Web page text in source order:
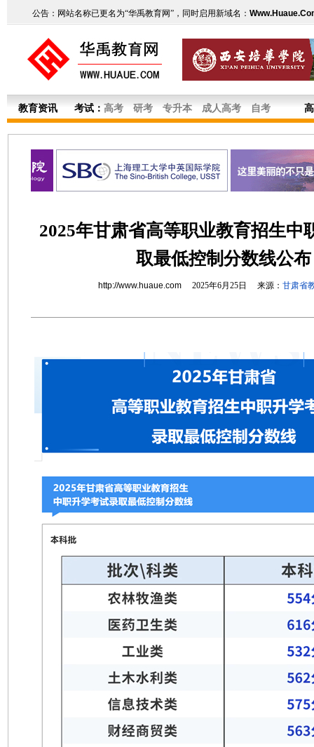
公告：网站名称已更名为“华禹教育网”，同时启用新域名：
教育资讯 考试： 高考 研考 专升本 成人高考 自考
2025年甘肃省高等职业教育招生中
取最低控制分数线公布
http://www.huaue.com2025年6月25日 来源： 甘肃省